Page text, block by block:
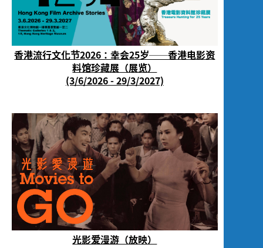
香港流行文化节2026：幸会25岁──香港电影资
料馆珍藏展（展览）
(3/6/2026 - 29/3/2027)
光影爱漫游（放映）